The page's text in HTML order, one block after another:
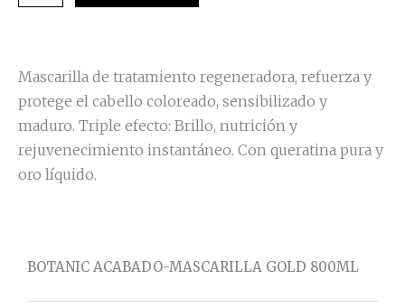
ACABADO-
cantidad
Mascarilla de tratamiento regeneradora, refuerza y
protege el cabello coloreado, sensibilizado y
maduro. Triple efecto: Brillo, nutrición y
rejuvenecimiento instantáneo. Con queratina pura y
oro líquido.
BOTANIC ACABADO-MASCARILLA GOLD 800ML